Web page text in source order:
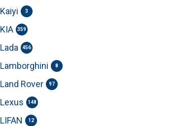
Kaiyi 3
KIA 359
Lada 456
Lamborghini 8
Land Rover 97
Lexus 148
LIFAN 12